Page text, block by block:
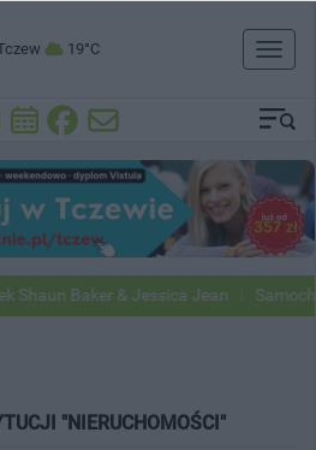
19°C
Toggle
Baker & Jessica Jean Samochody
"NIERUCHOMOŚCI"